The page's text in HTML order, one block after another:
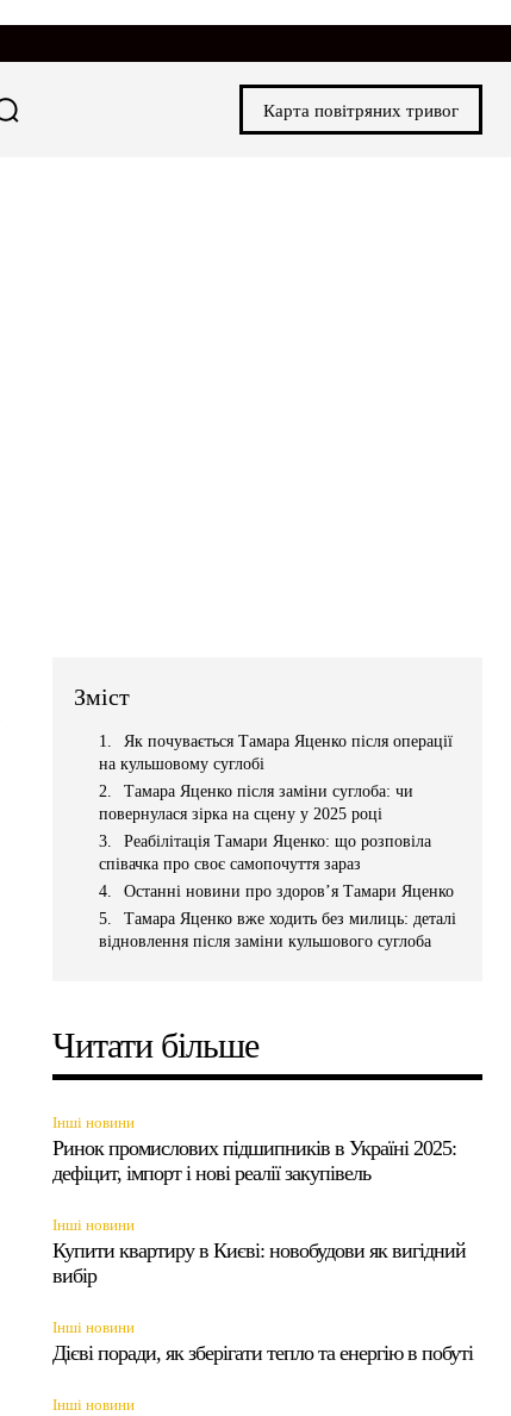
Карта повітряних тривог
Зміст
Як почувається Тамара Яценко після операції
на кульшовому суглобі
Тамара Яценко після заміни суглоба: чи
повернулася зірка на сцену у 2025 році
Реабілітація Тамари Яценко: що розповіла
співачка про своє самопочуття зараз
Останні новини про здоров’я Тамари Яценко
Тамара Яценко вже ходить без милиць: деталі
відновлення після заміни кульшового суглоба
Читати більше
Інші новини
Ринок промислових підшипників в Україні 2025:
дефіцит, імпорт і нові реалії закупівель
Інші новини
Купити квартиру в Києві: новобудови як вигідний
вибір
Інші новини
Дієві поради, як зберігати тепло та енергію в побуті
Інші новини